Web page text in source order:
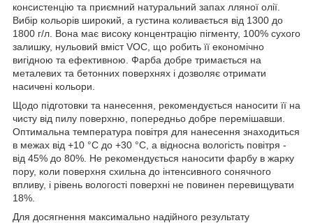
консистенцію та приємний натуральний запах лляної олії.
Вибір кольорів широкий, а густина коливається від 1300 до
1800 г/л. Вона має високу концентрацію пігменту, 100% сухого
залишку, нульовий вміст VOC, що робить її економічно
вигідною та ефективною. Фарба добре тримається на
металевих та бетонних поверхнях і дозволяє отримати
насичені кольори.
Щодо підготовки та нанесення, рекомендується наносити її на
чисту від пилу поверхню, попередньо добре перемішавши.
Оптимальна температура повітря для нанесення знаходиться
в межах від +10 °C до +30 °C, а відносна вологість повітря -
від 45% до 80%. Не рекомендується наносити фарбу в жарку
пору, коли поверхня схильна до інтенсивного сонячного
впливу, і рівень вологості поверхні не повинен перевищувати
18%.
Для досягнення максимально надійного результату